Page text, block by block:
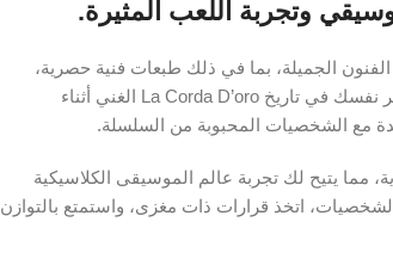
وتجربة اللعب المثيرة.
الفنون الجميلة، بما في ذلك طبعات فنية حصرية،
وتسجيل صوتي مصمم بجمال، وتمثالًا حصريًا لشخصية اللعبة. اغمر نفسك في تاريخ La Corda D’oro الغني أثناء
مما يتيح لك تجربة عالم الموسيقى الكلاسيكية
اتخذ قرارات ذات مغزى، واستمتع بالتوازن